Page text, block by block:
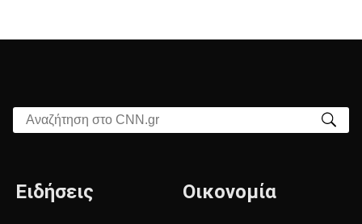
Αναζήτηση στο CNN.gr
Ειδήσεις Οικονομία